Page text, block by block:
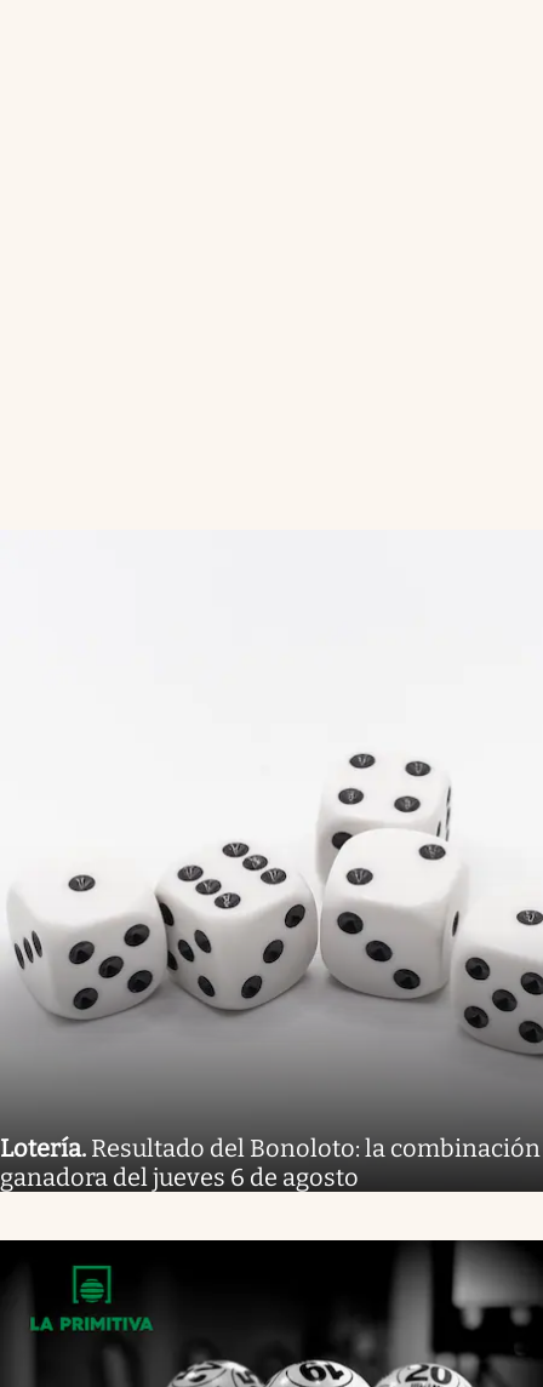
Lotería. Resultado del Bonoloto: la combinación
ganadora del jueves 6 de agosto